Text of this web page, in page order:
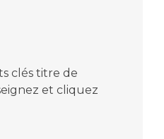
clés titre de
et cliquez